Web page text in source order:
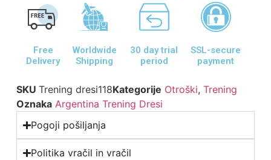
Free
Delivery
Worldwide
Shipping
30 day trial
period
SSL-secure
payment
SKU Trening dresi118Kategorije Otroški, Trening
Oznaka Argentina Trening Dresi
Pogoji pošiljanja
Politika vračil in vračil